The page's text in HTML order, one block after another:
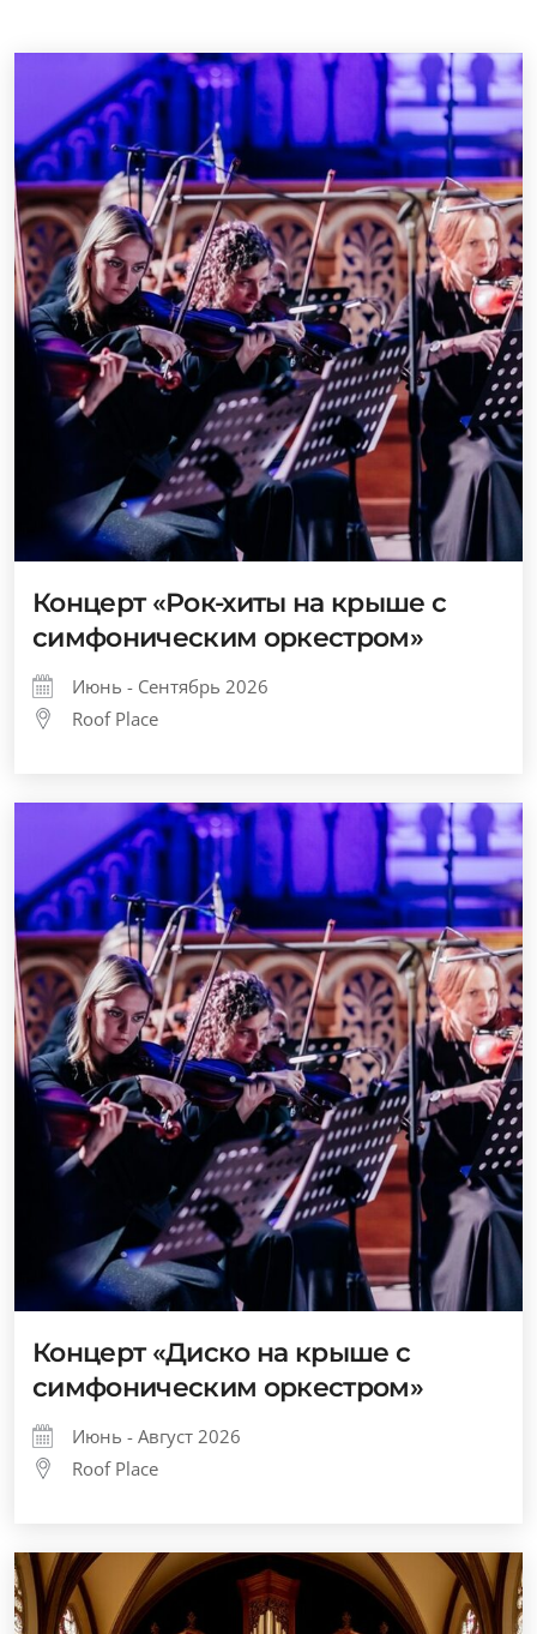
Концерт «Рок-хиты на крыше с
симфоническим оркестром»
Июнь - Сентябрь 2026
Roof Place
Концерт «Диско на крыше с
симфоническим оркестром»
Июнь - Август 2026
Roof Place